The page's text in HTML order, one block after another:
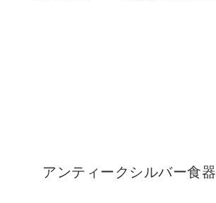
アンティークシルバー食器